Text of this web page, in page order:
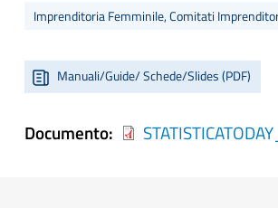
Imprenditoria Femminile, Comitati
Manuali/Guide/ Schede/Slides (PDF)
Documento